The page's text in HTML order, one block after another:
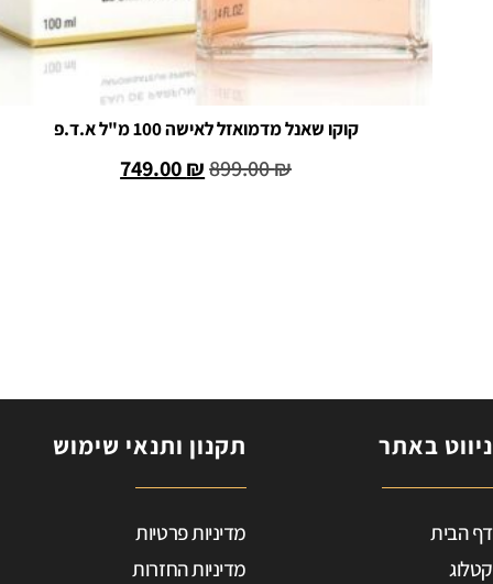
קוקו שאנל מדמואזל לאישה 100 מ"ל א.ד.פ
899.00₪
749.00₪
ניווט באתר
דף הבית
קטלוג
תקנון ותנאי שימוש
מדיניות פרטיות
מדיניות החזרות